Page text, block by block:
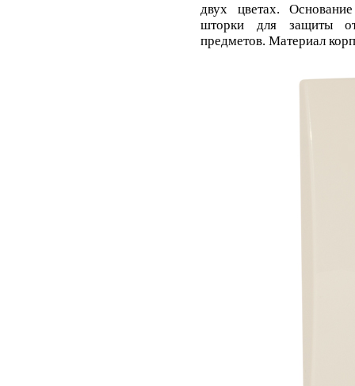
двух цветах.
шторки для защиты от
предметов. Материал